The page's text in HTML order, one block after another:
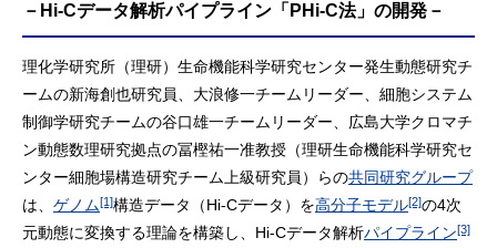
－Hi-Cデータ解析パイプライン「PHi-C法」の開発－
理化学研究所（理研）生命機能科学研究センター発生動態研究チ
ームの新海創也研究員、大浪修一チームリーダー、細胞システム
制御学研究チームの谷口雄一チームリーダー、広島大学クロマチ
ン動態数理研究拠点の冨樫祐一准教授（理研生命機能科学研究セ
ンター細胞場構造研究チーム上級研究員）らの共同研究グループ
は、 ゲノム[1]構造データ（Hi-Cデータ）を高分子モデル[2]の4次
元動態に変換する理論を構築し、Hi-Cデータ解析パイプライン[3]